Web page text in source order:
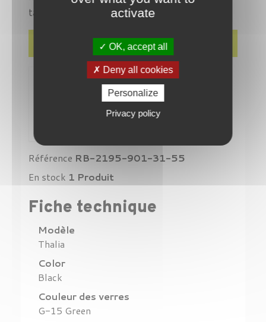
tailles.
Détails du produit
Référence RB-2195-901-31-55
En stock 1 Produit
Fiche technique
Modèle
Thalia
Color
Black
Couleur des verres
G-15 Green
activate
OK, accept all
Deny all cookies
Personalize
Privacy policy